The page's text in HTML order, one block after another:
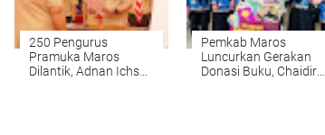
250 Pengurus
Pramuka Maros
Dilantik, Adnan Ichsan
Pemkab Maros
Luncurkan Gerakan
Donasi Buku, Chaidir